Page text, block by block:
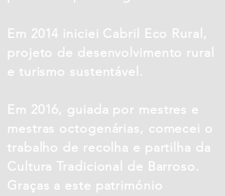
Em 2014 iniciei Cabril Eco Rural,
projeto de desenvolvimento rural
e turismo sustentável.
Em 2016, guiada por mestres e
mestras octogenárias, comecei o
trabalho de recolha e partilha da
Cultura Tradicional de Barroso.
Graças a este património